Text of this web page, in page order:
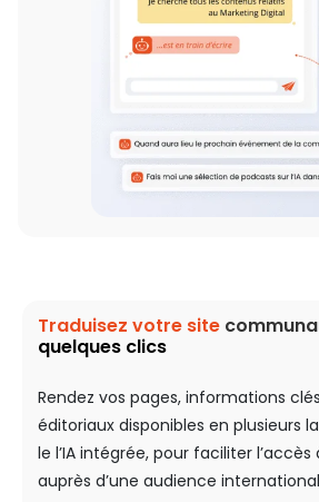
Traduisez votre site
quelques clics
Rendez vos pages, informations
éditoriaux disponibles en plusieurs
le l’IA intégrée, pour faciliter
auprès d’une audience